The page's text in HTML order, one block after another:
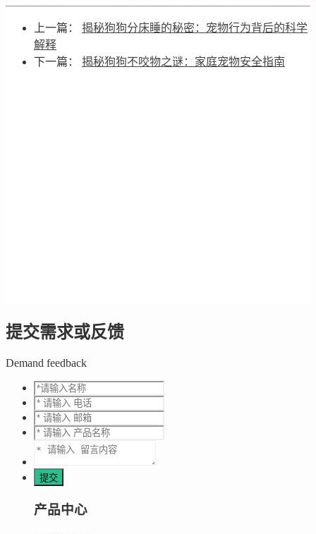
上一篇： 揭秘狗狗分床睡的秘密：宠物行为背后的科学
解释
下一篇： 揭秘狗狗不咬物之谜：家庭宠物安全指南
提交需求或反馈
Demand feedback
产品中心